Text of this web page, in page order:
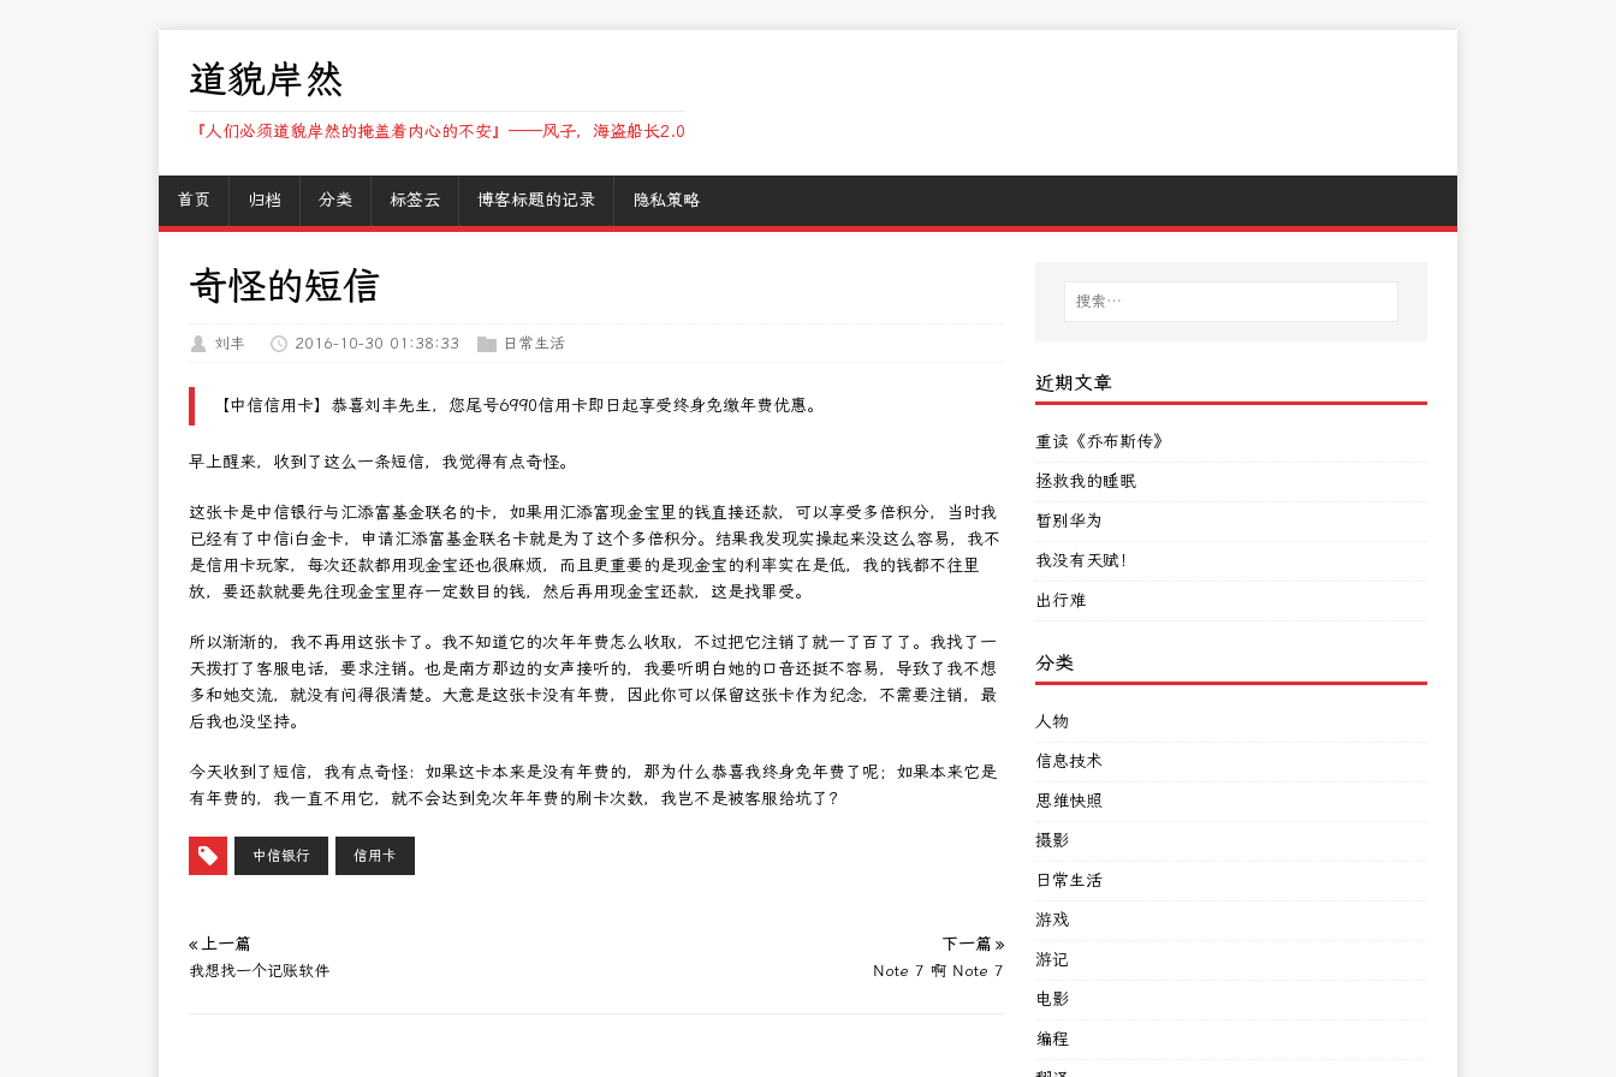
道貌岸然
『人们必须道貌岸然的掩盖着内心的不安』——风子，海盗船长2.0
首页 归档 分类 标签云 博客标题的记录 隐私策略
奇怪的短信
刘丰 2016-10-30 01:38:33 日常生活
【中信信用卡】恭喜刘丰先生，您尾号6990信用卡即日起享受终身免缴年费优惠。
早上醒来，收到了这么一条短信，我觉得有点奇怪。
这张卡是中信银行与汇添富基金联名的卡，如果用汇添富现金宝里的钱直接还款，可以享受多倍积分，当时我
已经有了中信i白金卡，申请汇添富基金联名卡就是为了这个多倍积分。结果我发现实操起来没这么容易，我不
是信用卡玩家，每次还款都用现金宝还也很麻烦，而且更重要的是现金宝的利率实在是低，我的钱都不往里
放，要还款就要先往现金宝里存一定数目的钱，然后再用现金宝还款，这是找罪受。
所以渐渐的，我不再用这张卡了。我不知道它的次年年费怎么收取，不过把它注销了就一了百了了。我找了一
天拨打了客服电话，要求注销。也是南方那边的女声接听的，我要听明白她的口音还挺不容易，导致了我不想
多和她交流，就没有问得很清楚。大意是这张卡没有年费，因此你可以保留这张卡作为纪念，不需要注销，最
后我也没坚持。
今天收到了短信，我有点奇怪：如果这卡本来是没有年费的，那为什么恭喜我终身免年费了呢；如果本来它是
有年费的，我一直不用它，就不会达到免次年年费的刷卡次数，我岂不是被客服给坑了？
中信银行 信用卡
« 上一篇
我想找一个记账软件
下一篇 »
Note 7 啊 Note 7
近期文章
重读《乔布斯传》
拯救我的睡眠
暂别华为
我没有天赋！
出行难
分类
人物
信息技术
思维快照
摄影
日常生活
游戏
游记
电影
编程